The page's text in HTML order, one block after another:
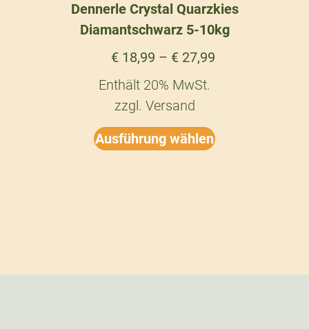
Dennerle Crystal Quarzkies
Diamantschwarz 5-10kg
€ 18,99 – € 27,99
Enthält 20% MwSt.
zzgl. Versand
Ausführung wählen